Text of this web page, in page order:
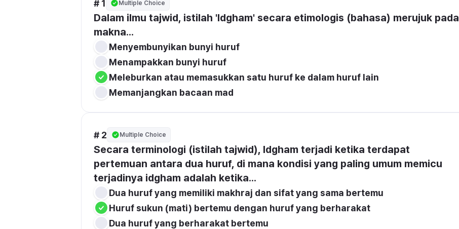
# 1 Multiple Choice
Dalam ilmu tajwid, istilah 'Idgham' secara etimologis (bahasa) merujuk pada
makna...
Menyembunyikan bunyi huruf
Menampakkan bunyi huruf
Meleburkan atau memasukkan satu huruf ke dalam huruf lain
Memanjangkan bacaan mad
# 2 Multiple Choice
Secara terminologi (istilah tajwid), Idgham terjadi ketika terdapat
pertemuan antara dua huruf, di mana kondisi yang paling umum memicu
terjadinya idgham adalah ketika...
Dua huruf yang memiliki makhraj dan sifat yang sama bertemu
Huruf sukun (mati) bertemu dengan huruf yang berharakat
Dua huruf yang berharakat bertemu